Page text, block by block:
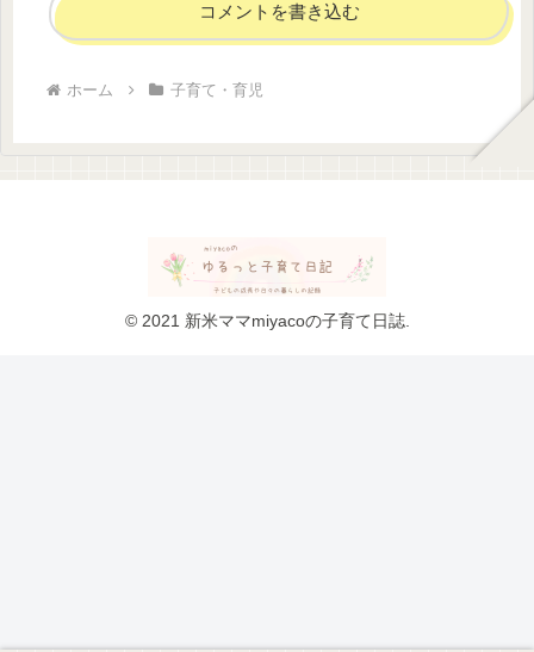
コメントを書き込む
ホーム 子育て・育児
© 2021 新米ママmiyacoの子育て日誌.